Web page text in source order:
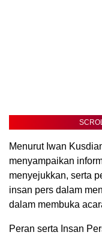
Menurut Iwan
menyampaikan
menyejukkan, serta
insan pers dalam
dalam membuka
Peran serta Insan